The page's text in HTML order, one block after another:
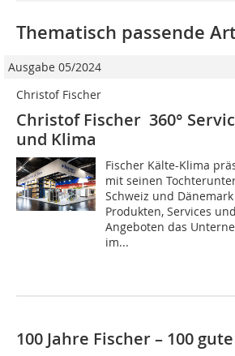
Thematisch passende
Ausgabe 05/2024
Christof Fischer
Christof Fischer 360°
und Klima
Fischer Kälte-Klima
mit seinen
Schweiz und
Produkten, Services
Angeboten das
im...
100 Jahre Fischer – 100